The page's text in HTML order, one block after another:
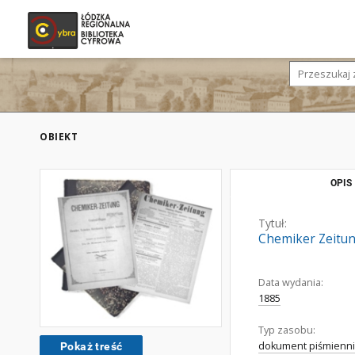
OBIEKT
Pokaż treść
OPIS
Tytuł:
Chemiker
Data wydania:
1885
Typ zasobu:
dokument